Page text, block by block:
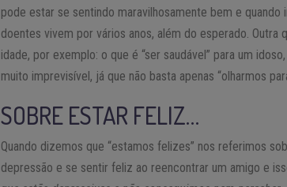
pode estar se sentindo maravilhosamente bem e
doentes vivem por vários anos, além do esperado. Outra
idade, por exemplo: o que é “ser saudável” para um
muito imprevisível, já que não basta apenas “olharmos
SOBRE ESTAR FELIZ…
Quando dizemos que “estamos felizes” nos referimos
depressão e se sentir feliz ao reencontrar um amigo e